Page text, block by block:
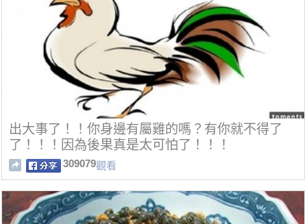
出大事了！！你身邊有屬雞的嗎？有你就不得了
了！！！因為後果真是太可怕了！！！
309079觀看